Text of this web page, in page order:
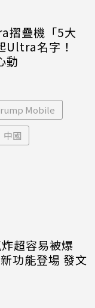
摺疊機「5大
Ultra名字！
動
Mobile
中國
超容易被爆
功能登場 發文